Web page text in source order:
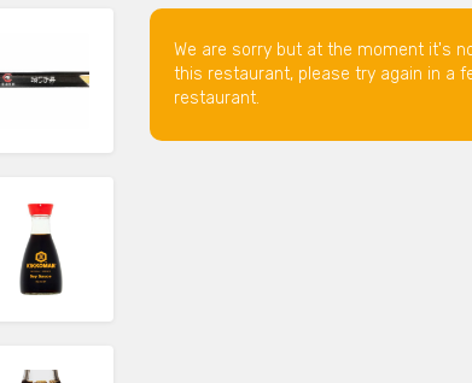
We are sorry but at the moment it's
this restaurant, please try again in a
restaurant.